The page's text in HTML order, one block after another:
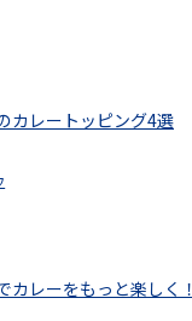
カレートッピング4選
レーをもっと楽しく！